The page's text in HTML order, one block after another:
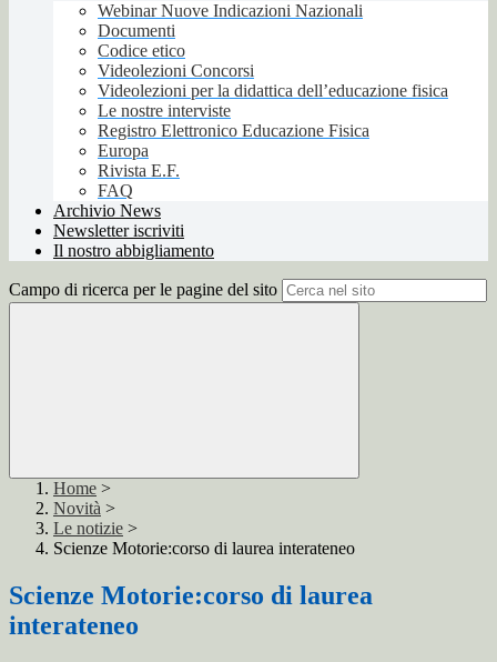
Webinar Nuove Indicazioni Nazionali
Documenti
Codice etico
Videolezioni Concorsi
Videolezioni per la didattica dell’educazione fisica
Le nostre interviste
Registro Elettronico Educazione Fisica
Europa
Rivista E.F.
FAQ
Archivio News
Newsletter iscriviti
Il nostro abbigliamento
Campo di ricerca per le pagine del sito
Home >
Novità >
Le notizie >
Scienze Motorie:corso di laurea interateneo
Scienze Motorie:corso di laurea
interateneo